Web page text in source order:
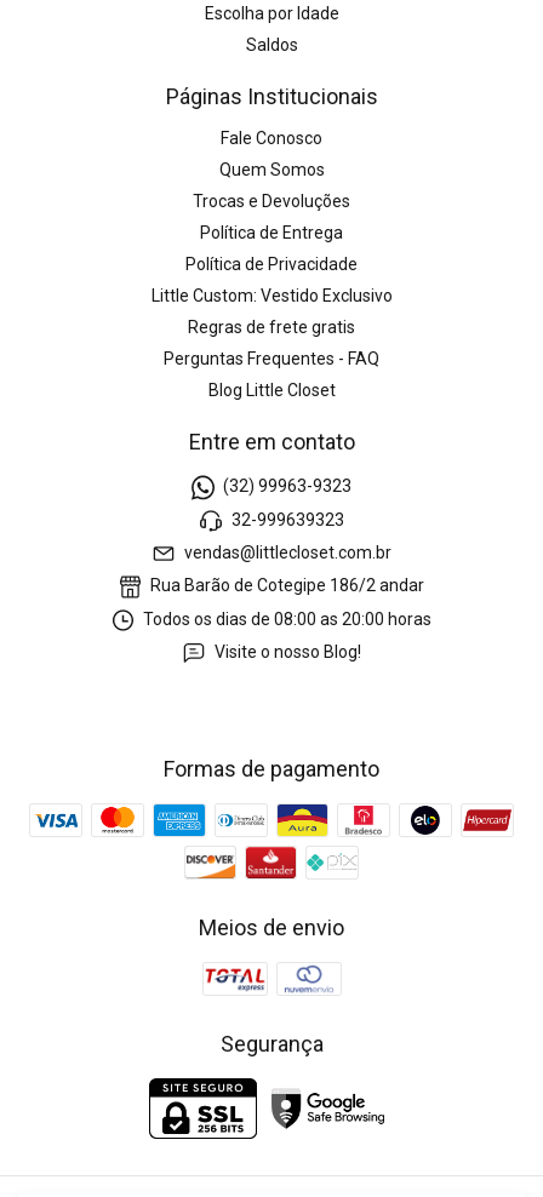
Escolha por Idade
Saldos
Páginas Institucionais
Fale Conosco
Quem Somos
Trocas e Devoluções
Política de Entrega
Política de Privacidade
Little Custom: Vestido Exclusivo
Regras de frete gratis
Perguntas Frequentes - FAQ
Blog Little Closet
Entre em contato
(32) 99963-9323
32-999639323
vendas@littlecloset.com.br
Rua Barão de Cotegipe 186/2 andar
Todos os dias de 08:00 as 20:00 horas
Visite o nosso Blog!
Formas de pagamento
Meios de envio
Segurança